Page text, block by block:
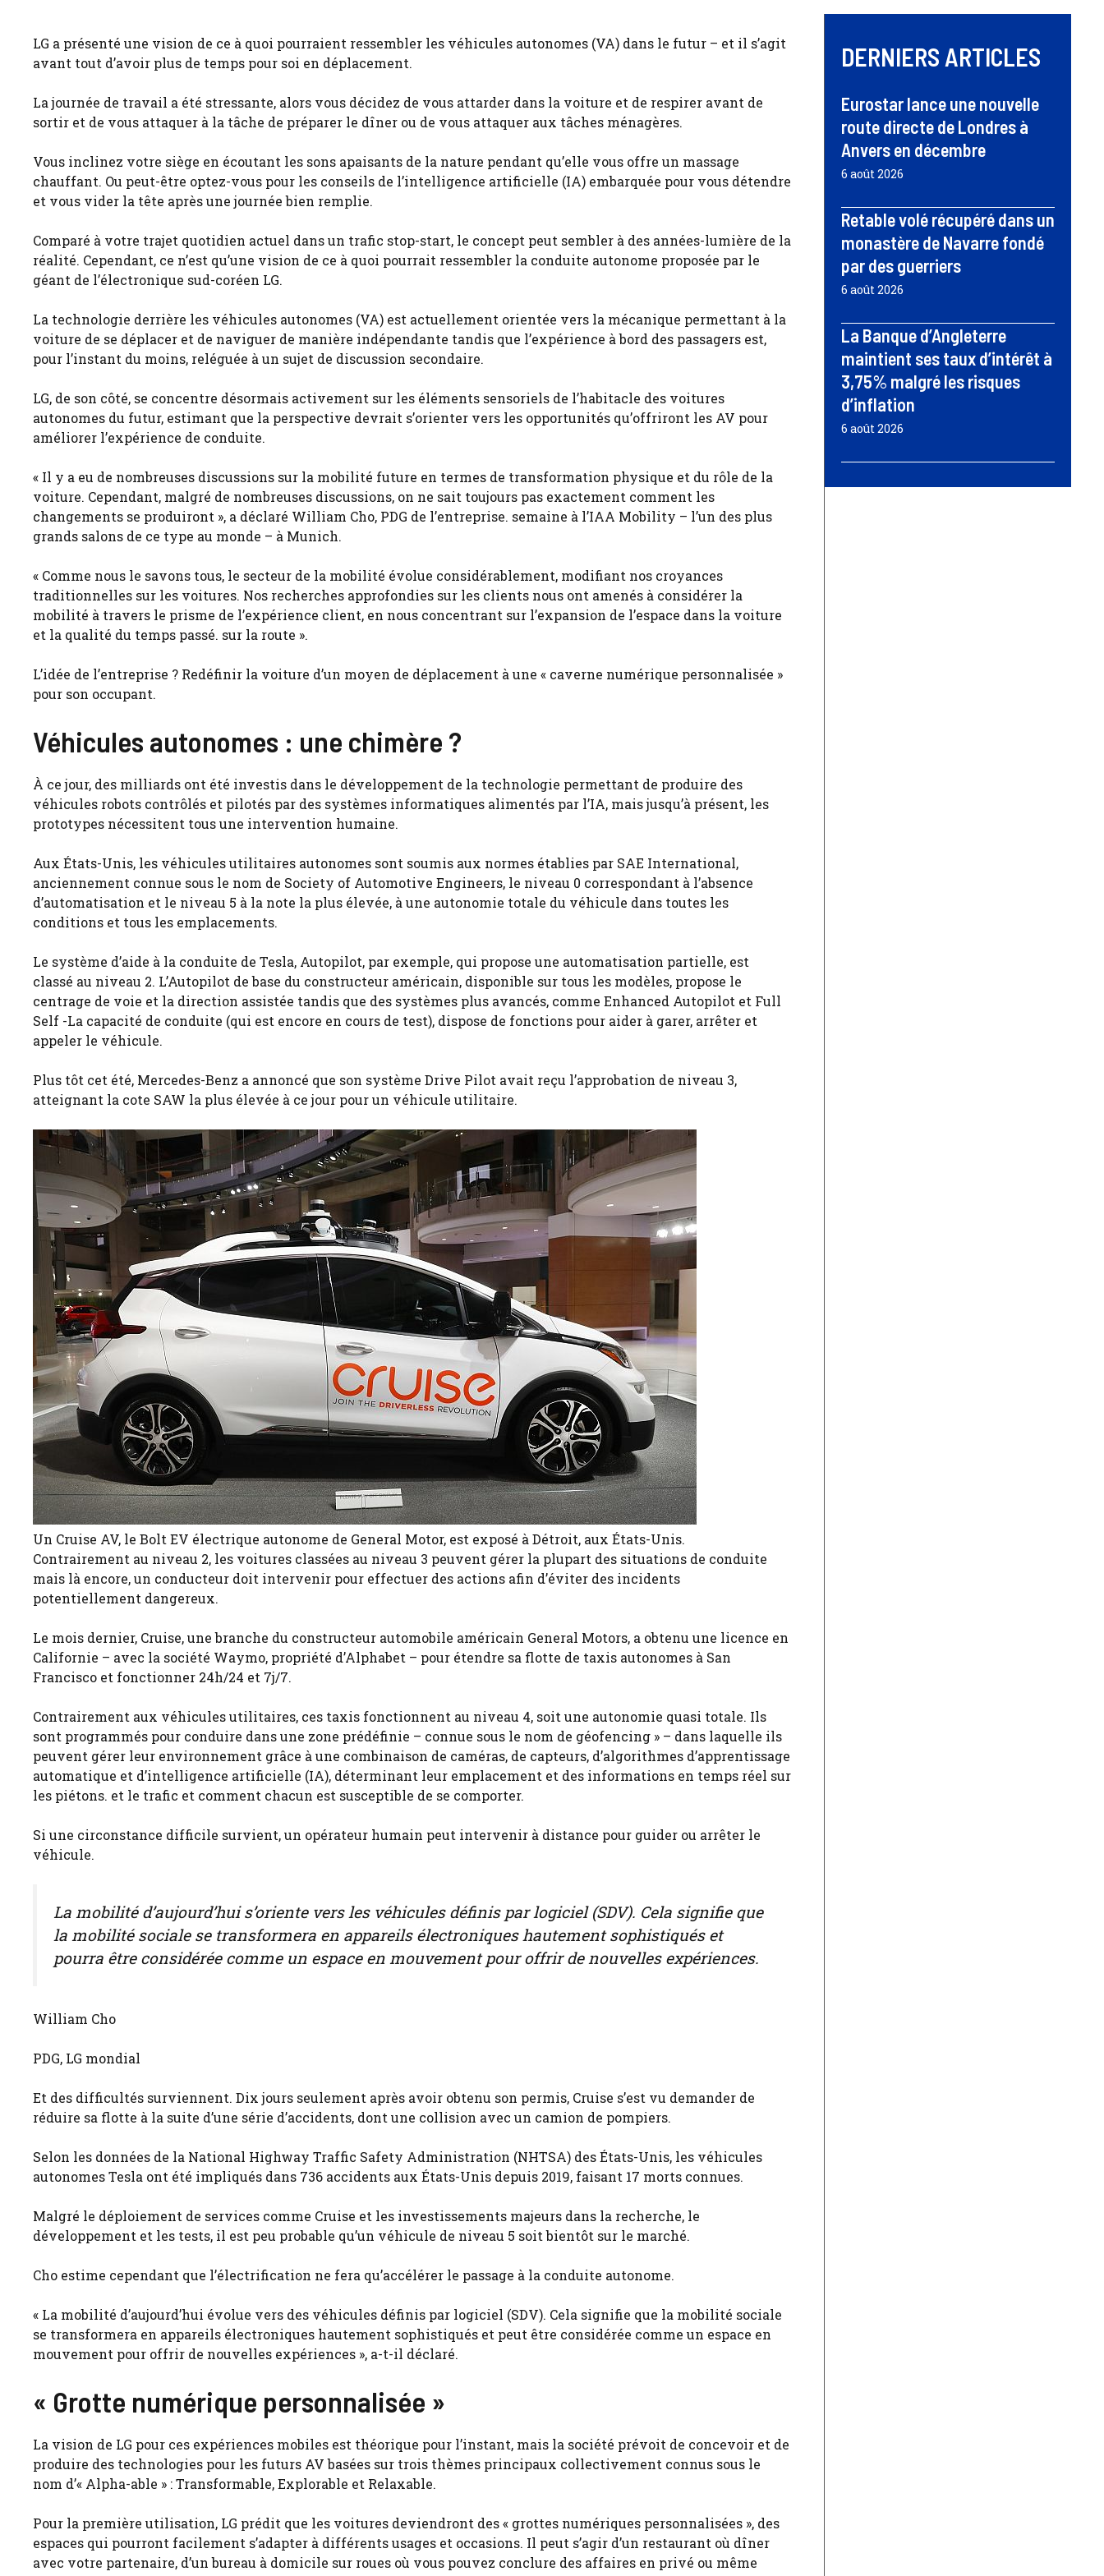
LG a présenté une vision de ce à quoi pourraient ressembler les véhicules autonomes (VA) dans le futur – et il s’agit
avant tout d’avoir plus de temps pour soi en déplacement.
La journée de travail a été stressante, alors vous décidez de vous attarder dans la voiture et de respirer avant de
sortir et de vous attaquer à la tâche de préparer le dîner ou de vous attaquer aux tâches ménagères.
Vous inclinez votre siège en écoutant les sons apaisants de la nature pendant qu’elle vous offre un massage
chauffant. Ou peut-être optez-vous pour les conseils de l’intelligence artificielle (IA) embarquée pour vous détendre
et vous vider la tête après une journée bien remplie.
Comparé à votre trajet quotidien actuel dans un trafic stop-start, le concept peut sembler à des années-lumière de la
réalité. Cependant, ce n’est qu’une vision de ce à quoi pourrait ressembler la conduite autonome proposée par le
géant de l’électronique sud-coréen LG.
La technologie derrière les véhicules autonomes (VA) est actuellement orientée vers la mécanique permettant à la
voiture de se déplacer et de naviguer de manière indépendante tandis que l’expérience à bord des passagers est,
pour l’instant du moins, reléguée à un sujet de discussion secondaire.
LG, de son côté, se concentre désormais activement sur les éléments sensoriels de l’habitacle des voitures
autonomes du futur, estimant que la perspective devrait s’orienter vers les opportunités qu’offriront les AV pour
améliorer l’expérience de conduite.
« Il y a eu de nombreuses discussions sur la mobilité future en termes de transformation physique et du rôle de la
voiture. Cependant, malgré de nombreuses discussions, on ne sait toujours pas exactement comment les
changements se produiront », a déclaré William Cho, PDG de l’entreprise. semaine à l’IAA Mobility – l’un des plus
grands salons de ce type au monde – à Munich.
« Comme nous le savons tous, le secteur de la mobilité évolue considérablement, modifiant nos croyances
traditionnelles sur les voitures. Nos recherches approfondies sur les clients nous ont amenés à considérer la
mobilité à travers le prisme de l’expérience client, en nous concentrant sur l’expansion de l’espace dans la voiture
et la qualité du temps passé. sur la route ».
L’idée de l’entreprise ? Redéfinir la voiture d’un moyen de déplacement à une « caverne numérique personnalisée »
pour son occupant.
Véhicules autonomes : une chimère ?
À ce jour, des milliards ont été investis dans le développement de la technologie permettant de produire des
véhicules robots contrôlés et pilotés par des systèmes informatiques alimentés par l’IA, mais jusqu’à présent, les
prototypes nécessitent tous une intervention humaine.
Aux États-Unis, les véhicules utilitaires autonomes sont soumis aux normes établies par SAE International,
anciennement connue sous le nom de Society of Automotive Engineers, le niveau 0 correspondant à l’absence
d’automatisation et le niveau 5 à la note la plus élevée, à une autonomie totale du véhicule dans toutes les
conditions et tous les emplacements.
Le système d’aide à la conduite de Tesla, Autopilot, par exemple, qui propose une automatisation partielle, est
classé au niveau 2. L’Autopilot de base du constructeur américain, disponible sur tous les modèles, propose le
centrage de voie et la direction assistée tandis que des systèmes plus avancés, comme Enhanced Autopilot et Full
Self -La capacité de conduite (qui est encore en cours de test), dispose de fonctions pour aider à garer, arrêter et
appeler le véhicule.
Plus tôt cet été, Mercedes-Benz a annoncé que son système Drive Pilot avait reçu l’approbation de niveau 3,
atteignant la cote SAW la plus élevée à ce jour pour un véhicule utilitaire.
Un Cruise AV, le Bolt EV électrique autonome de General Motor, est exposé à Détroit, aux États-Unis.
Contrairement au niveau 2, les voitures classées au niveau 3 peuvent gérer la plupart des situations de conduite
mais là encore, un conducteur doit intervenir pour effectuer des actions afin d’éviter des incidents
potentiellement dangereux.
Le mois dernier, Cruise, une branche du constructeur automobile américain General Motors, a obtenu une licence en
Californie – avec la société Waymo, propriété d’Alphabet – pour étendre sa flotte de taxis autonomes à San
Francisco et fonctionner 24h/24 et 7j/7.
Contrairement aux véhicules utilitaires, ces taxis fonctionnent au niveau 4, soit une autonomie quasi totale. Ils
sont programmés pour conduire dans une zone prédéfinie – connue sous le nom de géofencing » – dans laquelle ils
peuvent gérer leur environnement grâce à une combinaison de caméras, de capteurs, d’algorithmes d’apprentissage
automatique et d’intelligence artificielle (IA), déterminant leur emplacement et des informations en temps réel sur
les piétons. et le trafic et comment chacun est susceptible de se comporter.
Si une circonstance difficile survient, un opérateur humain peut intervenir à distance pour guider ou arrêter le
véhicule.
La mobilité d’aujourd’hui s’oriente vers les véhicules définis par logiciel (SDV). Cela signifie que
la mobilité sociale se transformera en appareils électroniques hautement sophistiqués et
pourra être considérée comme un espace en mouvement pour offrir de nouvelles expériences.
William Cho
PDG, LG mondial
Et des difficultés surviennent. Dix jours seulement après avoir obtenu son permis, Cruise s’est vu demander de
réduire sa flotte à la suite d’une série d’accidents, dont une collision avec un camion de pompiers.
Selon les données de la National Highway Traffic Safety Administration (NHTSA) des États-Unis, les véhicules
autonomes Tesla ont été impliqués dans 736 accidents aux États-Unis depuis 2019, faisant 17 morts connues.
Malgré le déploiement de services comme Cruise et les investissements majeurs dans la recherche, le
développement et les tests, il est peu probable qu’un véhicule de niveau 5 soit bientôt sur le marché.
Cho estime cependant que l’électrification ne fera qu’accélérer le passage à la conduite autonome.
« La mobilité d’aujourd’hui évolue vers des véhicules définis par logiciel (SDV). Cela signifie que la mobilité sociale
se transformera en appareils électroniques hautement sophistiqués et peut être considérée comme un espace en
mouvement pour offrir de nouvelles expériences », a-t-il déclaré.
« Grotte numérique personnalisée »
La vision de LG pour ces expériences mobiles est théorique pour l’instant, mais la société prévoit de concevoir et de
produire des technologies pour les futurs AV basées sur trois thèmes principaux collectivement connus sous le
nom d’« Alpha-able » : Transformable, Explorable et Relaxable.
Pour la première utilisation, LG prédit que les voitures deviendront des « grottes numériques personnalisées », des
espaces qui pourront facilement s’adapter à différents usages et occasions. Il peut s’agir d’un restaurant où dîner
avec votre partenaire, d’un bureau à domicile sur roues où vous pouvez conclure des affaires en privé ou même
DERNIERS ARTICLES
Eurostar lance une nouvelle
route directe de Londres à
Anvers en décembre
6 août 2026
Retable volé récupéré dans un
monastère de Navarre fondé
par des guerriers
6 août 2026
La Banque d’Angleterre
maintient ses taux d’intérêt à
3,75% malgré les risques
d’inflation
6 août 2026